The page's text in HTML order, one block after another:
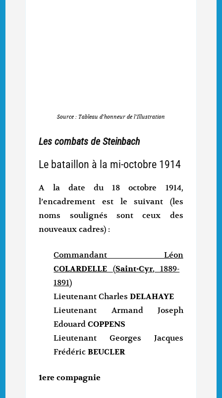
Source : Tableau d’honneur de l’Illustration
Les combats de Steinbach
Le bataillon à la mi-octobre 1914
A la date du 18 octobre 1914,
l’encadrement est le suivant (les
noms soulignés sont ceux des
nouveaux cadres) :
Commandant Léon
COLARDELLE (Saint-Cyr, 1889-
1891)
Lieutenant CharlesDELAHAYE
Lieutenant Armand Joseph
Edouard COPPENS
Lieutenant Georges Jacques
FrédéricBEUCLER
1ere compagnie